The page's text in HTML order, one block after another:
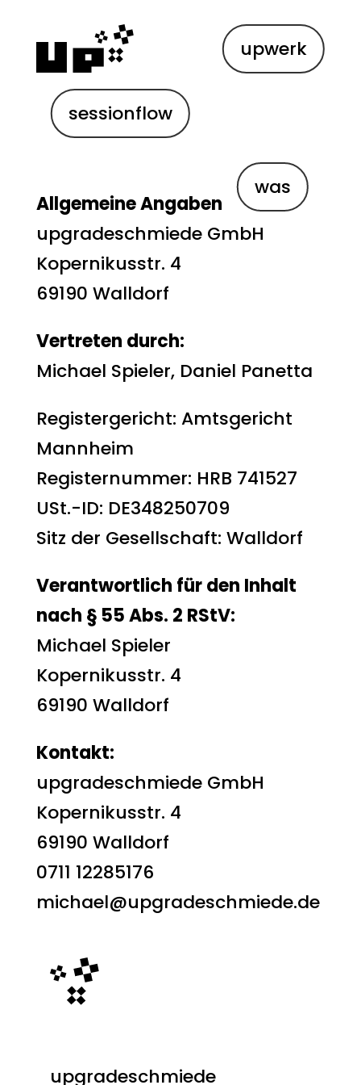
upwerk
sessionflow
was
Impressum
Allgemeine Angaben
upgradeschmiede GmbH
Kopernikusstr. 4
69190 Walldorf
Vertreten durch:
Michael Spieler, Daniel Panetta
Registergericht: Amtsgericht
Mannheim
Registernummer: HRB 741527
USt.-ID: DE348250709
Sitz der Gesellschaft: Walldorf
Verantwortlich für den Inhalt
nach § 55 Abs. 2 RStV:
Michael Spieler
Kopernikusstr. 4
69190 Walldorf
Kontakt:
upgradeschmiede GmbH
Kopernikusstr. 4
69190 Walldorf
0711 12285176
michael@upgradeschmiede.de
upgradeschmiede